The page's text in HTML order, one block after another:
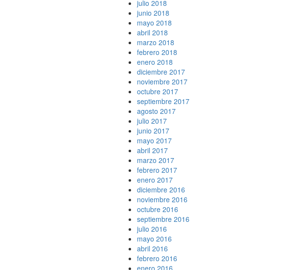
julio 2018
junio 2018
mayo 2018
abril 2018
marzo 2018
febrero 2018
enero 2018
diciembre 2017
noviembre 2017
octubre 2017
septiembre 2017
agosto 2017
julio 2017
junio 2017
mayo 2017
abril 2017
marzo 2017
febrero 2017
enero 2017
diciembre 2016
noviembre 2016
octubre 2016
septiembre 2016
julio 2016
mayo 2016
abril 2016
febrero 2016
enero 2016